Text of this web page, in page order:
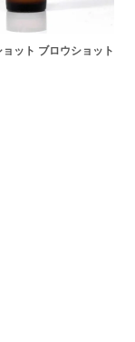
ット ブロウショット